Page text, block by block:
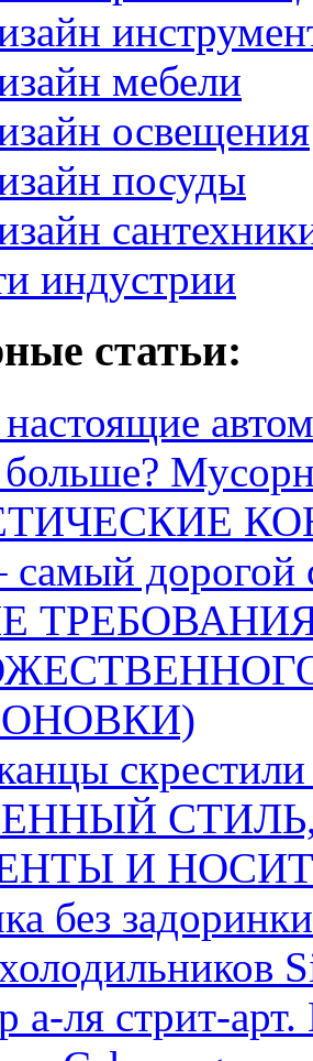
мебели
освещения
посуды
индустрии
статьи:
дорогой
И
без
а-ля стрит-